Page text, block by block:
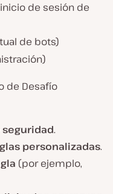
de sesión de
de bots)
de Desafío
seguridad.
personalizadas.
(por ejemplo,